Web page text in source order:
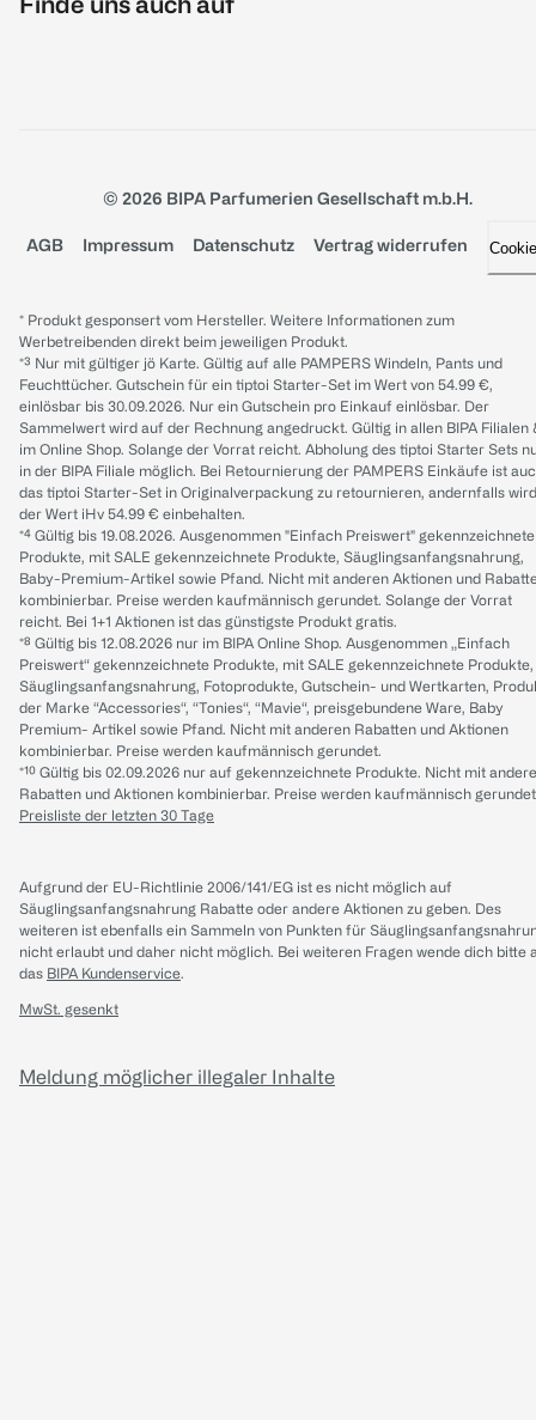
© 2026 BIPA Parfumerien Gesellschaft m.b.H.
AGB Impressum Datenschutz Vertrag widerrufen
* Produkt gesponsert vom Hersteller. Weitere Informationen zum
Werbetreibenden direkt beim jeweiligen Produkt.
*³ Nur mit gültiger jö Karte. Gültig auf alle PAMPERS Windeln, Pants und
Feuchttücher. Gutschein für ein tiptoi Starter-Set im Wert von 54.99 €,
einlösbar bis 30.09.2026. Nur ein Gutschein pro Einkauf einlösbar. Der
Sammelwert wird auf der Rechnung angedruckt. Gültig in allen BIPA Filialen
im Online Shop. Solange der Vorrat reicht. Abholung des tiptoi Starter Sets
in der BIPA Filiale möglich. Bei Retournierung der PAMPERS Einkäufe ist
das tiptoi Starter-Set in Originalverpackung zu retournieren, andernfalls wird
der Wert iHv 54.99 € einbehalten.
*⁴ Gültig bis 19.08.2026. Ausgenommen "Einfach Preiswert" gekennzeichnete
Produkte, mit SALE gekennzeichnete Produkte, Säuglingsanfangsnahrung,
Baby-Premium-Artikel sowie Pfand. Nicht mit anderen Aktionen und
kombinierbar. Preise werden kaufmännisch gerundet. Solange der Vorrat
reicht. Bei 1+1 Aktionen ist das günstigste Produkt gratis.
*⁸ Gültig bis 12.08.2026 nur im BIPA Online Shop. Ausgenommen „Einfach
Preiswert“ gekennzeichnete Produkte, mit SALE gekennzeichnete Produkte,
Säuglingsanfangsnahrung, Fotoprodukte, Gutschein- und Wertkarten,
der Marke “Accessories“, “Tonies“, “Mavie“, preisgebundene Ware, Baby
Premium- Artikel sowie Pfand. Nicht mit anderen Rabatten und Aktionen
kombinierbar. Preise werden kaufmännisch gerundet.
*¹⁰ Gültig bis 02.09.2026 nur auf gekennzeichnete Produkte. Nicht mit
Rabatten und Aktionen kombinierbar. Preise werden kaufmännisch
Preisliste der letzten 30 Tage
Aufgrund der EU-Richtlinie 2006/141/EG ist es nicht möglich auf
Säuglingsanfangsnahrung Rabatte oder andere Aktionen zu geben. Des
weiteren ist ebenfalls ein Sammeln von Punkten für
nicht erlaubt und daher nicht möglich. Bei weiteren Fragen wende dich bitte
das BIPA Kundenservice.
MwSt. gesenkt
Meldung möglicher illegaler Inhalte